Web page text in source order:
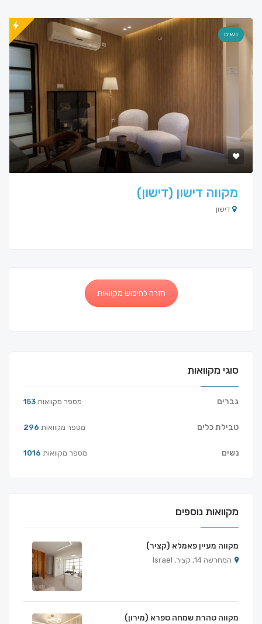
נשים
מקווה דישון (דישון)
דישון
חזרה לחיפוש מקוואות
סוגי מקוואות
גברים 153 מספר מקוואות
טבילת כלים 296 מספר מקוואות
נשים 1016 מספר מקוואות
מקוואות נוספים
מקווה מעיין פאמלא (קציר)
המחרשה 14, קציר, Israel
מקווה טהרת שמחה ספרא (מירון)